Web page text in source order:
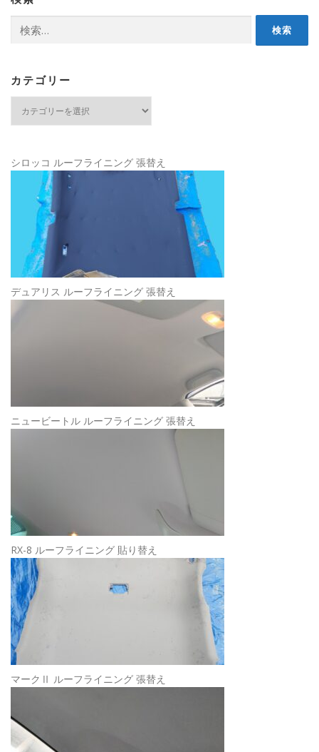
索:
カテゴリー
ー
シロッコ ルーフライニング 張替え
デュアリス ルーフライニング 張替え
ニュービートル ルーフライニング 張替え
RX-8 ルーフライニング 貼り替え
マークⅡ ルーフライニング 張替え